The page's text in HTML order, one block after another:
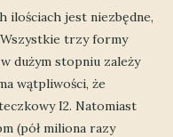
ilościach jest niezbędne,
trzy formy
dużym stopniu zależy
wątpliwości, że
I2. Natomiast
(pół miliona razy